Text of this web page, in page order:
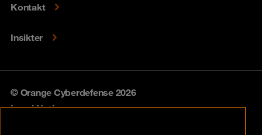
Kontakt
Insikter
© Orange Cyberdefense 2026
Legal Notice